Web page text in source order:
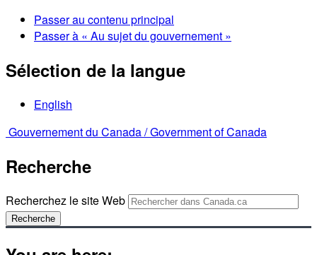
Passer au contenu principal
Passer à « Au sujet du gouvernement »
Sélection de la langue
English
Gouvernement du Canada /Government of Canada
Recherche
Recherchez le site Web
Recherche